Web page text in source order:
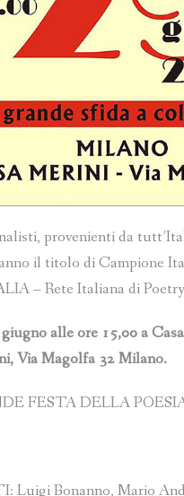
provenienti da
il titolo di Campione
– Rete Italiana di
alle ore 15,00 a
Via Magolfa 32 Milano.
FESTA DELLA
Luigi Bonanno, Mario